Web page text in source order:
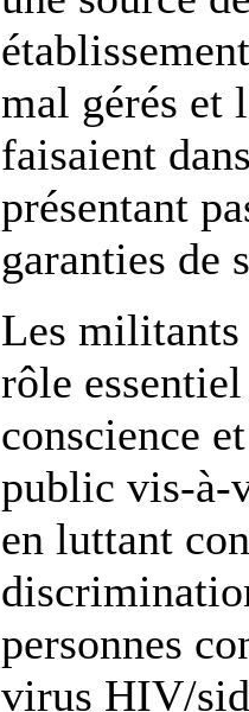
mal gérés et
faisaient
présentant
garanties de
Les
rôle
conscience
public vis-à-
en luttant
personnes
virus HIV/